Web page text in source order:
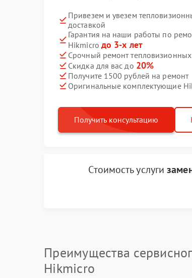
Привезем и увезем
доставкой
Гарантия на наши работы по
Hikmicro до 3-х лет
Срочный ремонт
Скидка для вас до 20%
Получите 1500 рублей на ремонт
Оригинальные комплектующие
Получить консультацию
Стоимость услуги
Преимущества
Hikmicro